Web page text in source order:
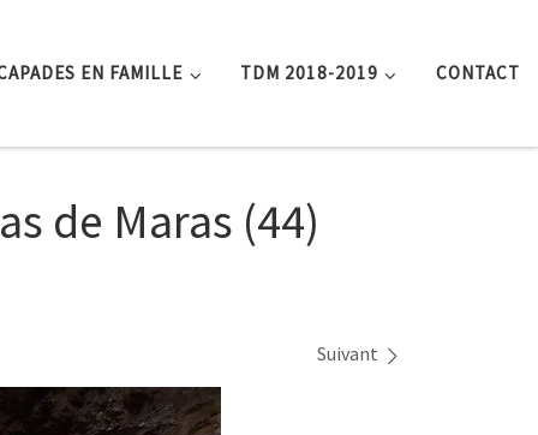
EN FAMILLE TDM 2018-2019 CONTACT
de Maras (44)
Suivant